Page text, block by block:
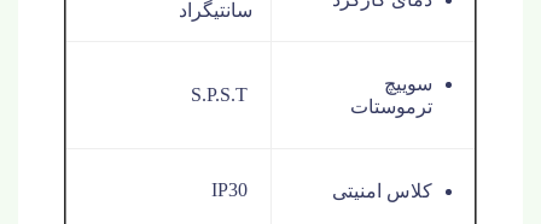
سانتیگراد
سوییچ
ترموستات
کلاس امنیتی